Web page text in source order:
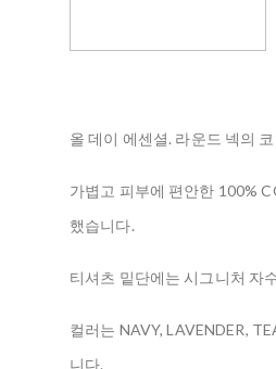
올 데이 에센셜. 라운드 넥의
가볍고 피부에 편안한 100%
했습니다.
티셔츠 밑단에는 시그니처 자
컬러는 NAVY, LAVENDER,
니다.